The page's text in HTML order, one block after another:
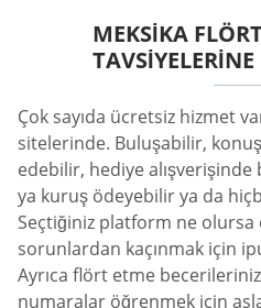
MEKSIKA
Çok sayıda ücretsiz hizmet
sitelerinde. Buluşabilir,
edebilir, hediye
ya kuruş ödeyebilir ya da
Seçtiğiniz platform ne
sorunlardan kaçınmak için
Ayrıca flört etme
numaralar öğrenmek için